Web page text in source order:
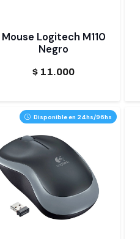
Mouse Logitech M110
Negro
$ 11.000
Disponible en 24hs/96hs